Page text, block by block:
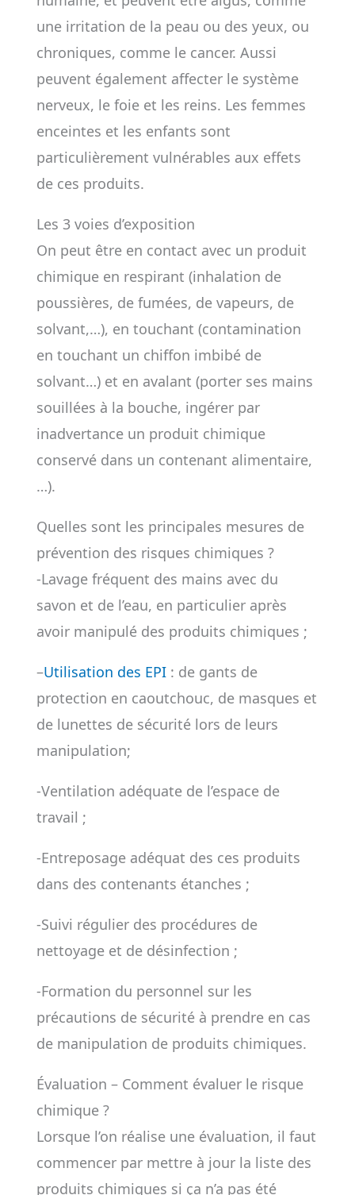
une irritation de la peau ou des yeux, ou
chroniques, comme le cancer. Aussi
peuvent également affecter le système
nerveux, le foie et les reins. Les femmes
enceintes et les enfants sont
particulièrement vulnérables aux effets
de ces produits.
Les 3 voies d’exposition
On peut être en contact avec un produit
chimique en respirant (inhalation de
poussières, de fumées, de vapeurs, de
solvant,…), en touchant (contamination
en touchant un chiffon imbibé de
solvant…) et en avalant (porter ses mains
souillées à la bouche, ingérer par
inadvertance un produit chimique
conservé dans un contenant alimentaire,
…).
Quelles sont les principales mesures de
prévention des risques chimiques ?
-Lavage fréquent des mains avec du
savon et de l’eau, en particulier après
avoir manipulé des produits chimiques ;
–Utilisation des EPI: de gants de
protection en caoutchouc, de masques et
de lunettes de sécurité lors de leurs
manipulation;
-Ventilation adéquate de l’espace de
travail ;
-Entreposage adéquat des ces produits
dans des contenants étanches ;
-Suivi régulier des procédures de
nettoyage et de désinfection ;
-Formation du personnel sur les
précautions de sécurité à prendre en cas
de manipulation de produits chimiques.
Évaluation – Comment évaluer le risque
chimique ?
Lorsque l’on réalise une évaluation, il faut
commencer par mettre à jour la liste des
produits chimiques si ça n’a pas été